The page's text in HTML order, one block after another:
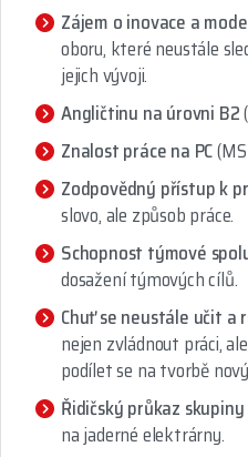
Zájem o inovace a
oboru, které neustále
jejich vývoji.
Angličtinu na úrovni B2
Znalost práce na PC
Zodpovědný přístup k
slovo, ale způsob práce.
Schopnost týmové
dosažení týmových cílů.
Chuť se neustále učit a
nejen zvládnout práci,
podílet se na tvorbě
Řidičský průkaz skupiny
na jaderné elektrárny.